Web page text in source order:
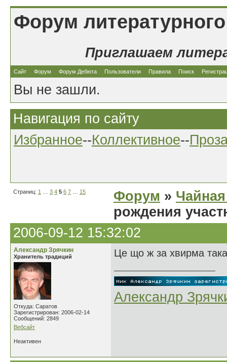
Форум
Приглашаем
Сайт Форум Форум Дебюта Пользователи Правила Поиск
Вы не зашли.
Навигация по сайту
Избранное--Коллективное--
Страниц: 1 3 4 5 6 7 15 Форум »
рождения
2006-09-12 15:32:02
Александр Зрячкин
Хранитель традиций
Откуда: Саратов
Зарегистрирован: 2006-02-14
Сообщений: 2849
Вебсайт
Це що ж за хвирма
Александр
Неактивен